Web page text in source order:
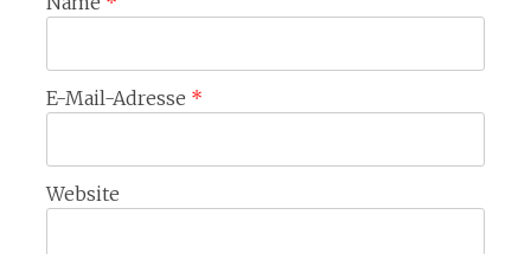
E-Mail-Adresse *
Website